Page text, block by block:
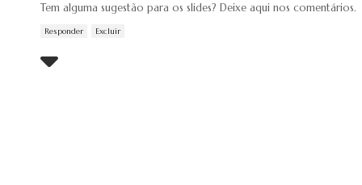
Tem alguma sugestão para os slides? Deixe aqui nos comentários.
Responder Excluir